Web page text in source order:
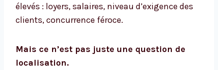
élevés : loyers, salaires, niveau d’exigence des
clients, concurrence féroce.
Mais ce n’est pas juste une question de
localisation.